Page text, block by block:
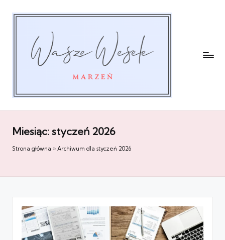
Miesiąc:styczeń 2026
Strona główna » Archiwum dla styczeń 2026